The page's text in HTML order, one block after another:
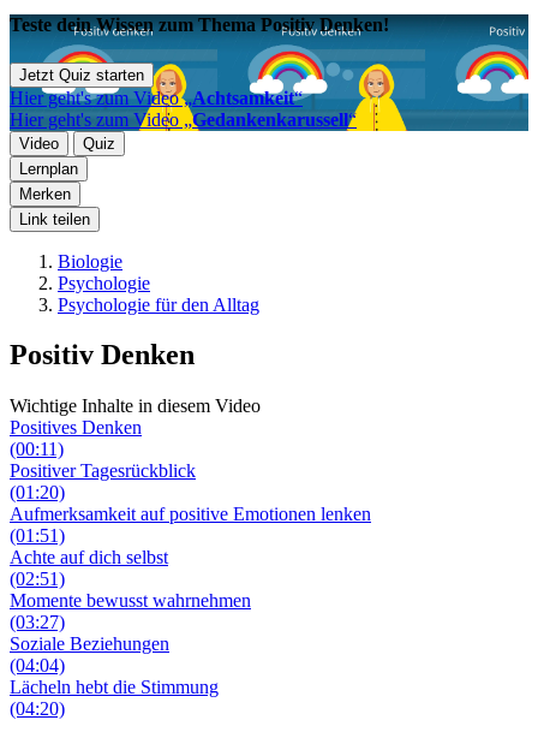
Teste dein Wissen zum Thema Positiv Denken!
Jetzt Quiz starten
Hier geht's zum Video „Achtsamkeit“
Hier geht's zum Video „Gedankenkarussell“
Video
Quiz
Lernplan
Merken
Link teilen
Biologie
Psychologie
Psychologie für den Alltag
Positiv Denken
Wichtige Inhalte in diesem Video
Positives Denken
(00:11)
Positiver Tagesrückblick
(01:20)
Aufmerksamkeit auf positive Emotionen lenken
(01:51)
Achte auf dich selbst
(02:51)
Momente bewusst wahrnehmen
(03:27)
Soziale Beziehungen
(04:04)
Lächeln hebt die Stimmung
(04:20)